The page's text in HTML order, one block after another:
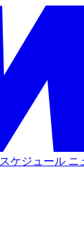
スケジュール ニ